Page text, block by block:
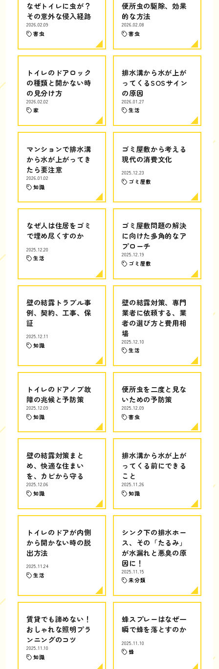
なぜトイレに虫が？
その意外な侵入経路
2026.02.09
害虫
便所虫の駆除、効果
的な方法
2026.02.08
害虫
トイレのドアロック
の種類と開かない時
の見分け方
2026.02.02
家
排水溝から水が上が
ってくるSOSサイン
の原因
2026.01.27
生活
マンションで排水溝
から水が上がってき
たら要注意
2026.01.02
知識
ゴミ屋敷から考える
現代の消費文化
2025.12.23
ゴミ屋敷
なぜ人は住居をゴミ
で埋め尽くすのか
2025.12.20
生活
ゴミ屋敷問題の解決
に向けた多角的なア
プローチ
2025.12.19
ゴミ屋敷
壁の結露トラブル事
例、契約、工事、保
証
2025.12.11
知識
壁の結露対策、専門
業者に依頼する、業
者の選び方と費用相
場
2025.12.10
生活
トイレのドアノブ故
障の兆候と予防策
2025.12.09
知識
便所虫を二度と見な
いための予防策
2025.12.09
害虫
壁の結露対策まと
め、快適な住まい
を、カビから守る
2025.12.06
知識
排水溝から水が上が
ってくる前にできる
こと
2025.11.26
知識
トイレのドアが内側
から開かない時の脱
出方法
2025.11.24
生活
シンク下の排水ホー
ス、その「たるみ」
が水漏れと悪臭の原
因に！
2025.11.15
未分類
賃貸でも諦めない！
おしゃれな照明プラ
ンニングのコツ
2025.11.10
知識
蜂スプレーはなぜ一
瞬で蜂を落とすのか
2025.11.10
蜂